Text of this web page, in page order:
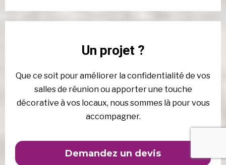
Un projet ?
Que ce soit pour améliorer la confidentialité de vos
salles de réunion ou apporter une touche
décorative à vos locaux, nous sommes là pour vous
accompagner.
Demandez un devis